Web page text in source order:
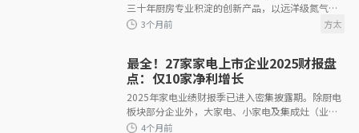
三十年厨房专业积淀的创新产品，以远洋级氮气保
鲜、原鲜解冻、新风净味三大独创科技，重新定义
最全！27家家电上市企业2025财报盘
点：仅10家净利增长
2025年家电业绩财报季已进入密集披露期。除厨电
板块部分企业外，大家电、小家电及集成灶（业绩
预告）等细分领域的大多数年报已相继出炉。从目